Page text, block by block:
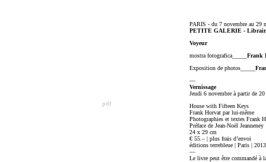
PARIS - du 7 novembre au 29
PETITE GALERIE -
Voyeur
mostra fotografica_____ Frank
Exposition de photos_____
—
Vernissage
Jeudi 6 novembre à partir de 20
House with Fifteen Keys
Frank Horvat par lui-même
Photographies et textes Frank
Préface de Jean-Noël Jeanneney
24 x 29 cm
€ 55.– | plus frais d’envoi
éditions terrebleue | Paris | 2013
—
Le livre peut être commandé
pdf